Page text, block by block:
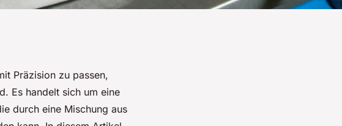
Präzision zu passen,
Es handelt sich um eine
durch eine Mischung aus